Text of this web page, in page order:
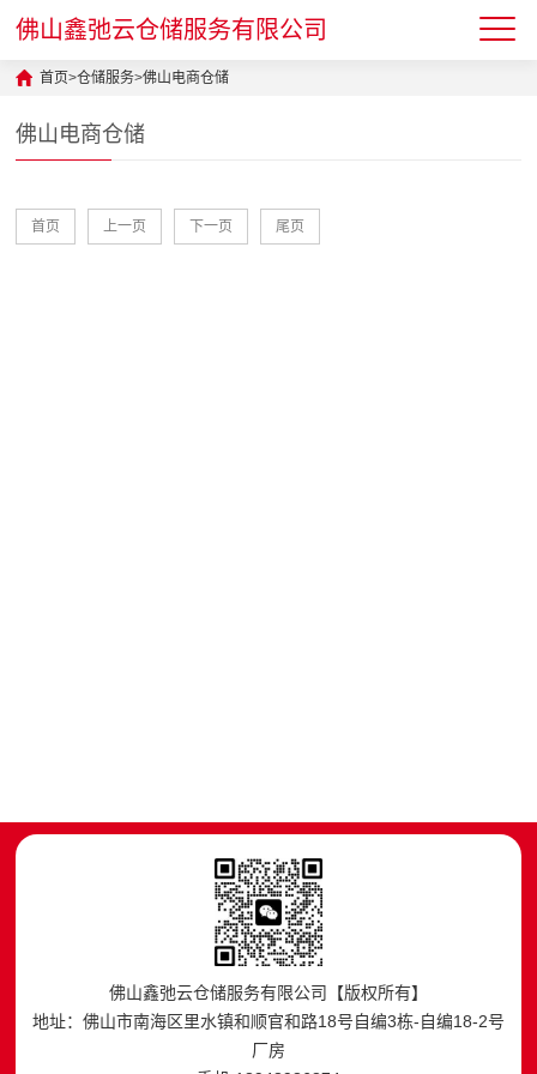
佛山鑫弛云仓储服务有限公司
首页>仓储服务>佛山电商仓储
佛山电商仓储
首页 上一页 下一页 尾页
佛山鑫弛云仓储服务有限公司【版权所有】
地址：佛山市南海区里水镇和顺官和路18号自编3栋-自编18-2号
厂房